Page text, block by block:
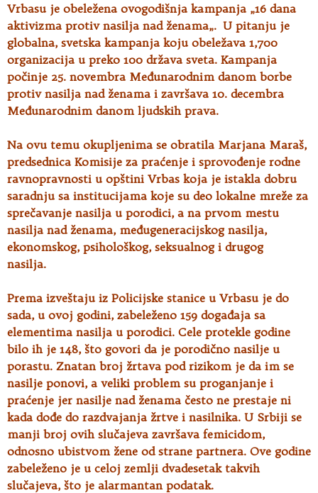
Vrbasu je obeležena ovogodišnja kampanja „16 dana
aktivizma protiv nasilja nad ženama„. U pitanju je
globalna, svetska kampanja koju obeležava 1,700
organizacija u preko 100 država sveta. Kampanja
počinje 25. novembra Međunarodnim danom borbe
protiv nasilja nad ženama i završava 10. decembra
Međunarodnim danom ljudskih prava.
Na ovu temu okupljenima se obratila Marjana Maraš,
predsednica Komisije za praćenje i sprovođenje rodne
ravnopravnosti u opštini Vrbas koja je istakla dobru
saradnju sa institucijama koje su deo lokalne mreže za
sprečavanje nasilja u porodici, a na prvom mestu
nasilja nad ženama, međugeneracijskog nasilja,
ekonomskog, psihološkog, seksualnog i drugog
nasilja.
Prema izveštaju iz Policijske stanice u Vrbasu je do
sada, u ovoj godini, zabeleženo 159 događaja sa
elementima nasilja u porodici. Cele protekle godine
bilo ih je 148, što govori da je porodično nasilje u
porastu. Znatan broj žrtava pod rizikom je da im se
nasilje ponovi, a veliki problem su proganjanje i
praćenje jer nasilje nad ženama često ne prestaje ni
kada dođe do razdvajanja žrtve i nasilnika. U Srbiji se
manji broj ovih slučajeva završava femicidom,
odnosno ubistvom žene od strane partnera. Ove godine
zabeleženo je u celoj zemlji dvadesetak takvih
slučajeva, što je alarmantan podatak.